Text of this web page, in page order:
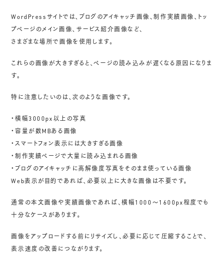
WordPressサイトでは、ブログのアイキャッチ画像、制作実績画像、トッ
プページのメイン画像、サービス紹介画像など、
さまざまな場所で画像を使用します。
これらの画像が大きすぎると、ページの読み込みが遅くなる原因になりま
す。
特に注意したいのは、次のような画像です。
・横幅3000px以上の写真
・容量が数MBある画像
・スマートフォン表示には大きすぎる画像
・制作実績ページで大量に読み込まれる画像
・ブログのアイキャッチに高解像度写真をそのまま使っている画像
Web表示が目的であれば、必要以上に大きな画像は不要です。
通常の本文画像や実績画像であれば、横幅1000〜1600px程度でも
十分なケースがあります。
画像をアップロードする前にリサイズし、必要に応じて圧縮することで、
表示速度の改善につながります。